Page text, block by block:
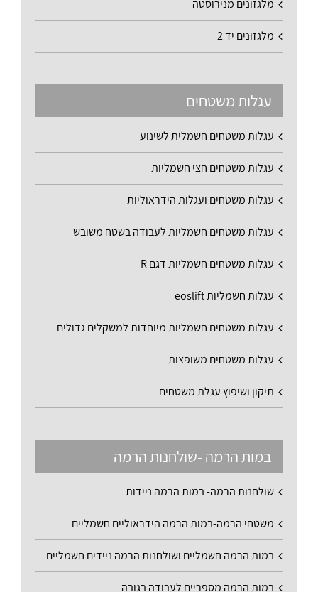
מלגזונים מנירוסטה
מלגזונים יד 2
עגלות משטחים
עגלות משטחים חשמלית לשינוע
עגלות משטחים חצי חשמליות
עגלות משטחים ועגלות הידראוליות
עגלות משטחים חשמליות לעבודה בשטח משובש
עגלות משטחים חשמליות דגם R
עגלות חשמליות eoslift
עגלות משטחים חשמליות מיוחדות למשקלים גדולים
עגלות משטחים משופצות
תיקון ושיפוץ עגלת משטחים
במות הרמה -שולחנות הרמה
שולחנות הרמה- במות הרמה ניידות
משטחי הרמה-במות הרמה הידראוליים חשמליים
במות הרמה חשמליים ושולחנות הרמה ניידים חשמליים
במות הרמה מספריים לעבודה בגובה